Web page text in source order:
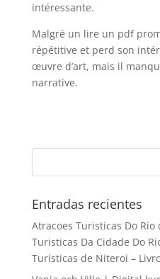
intéressante.
Malgré un lire un pdf
répétitive et perd son
œuvre d’art, mais il
narrative.
Entradas recientes
Atracoes Turisticas Do Rio
Turisticas Da Cidade Do
Turisticas de Niteroi –